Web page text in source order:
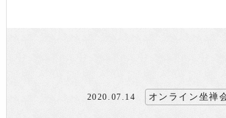
2020.07.14 オンライン坐禅